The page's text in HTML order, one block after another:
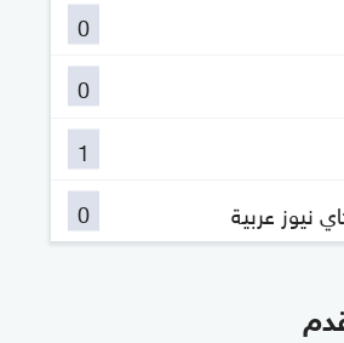
0
0
1
نيوز عربية
0